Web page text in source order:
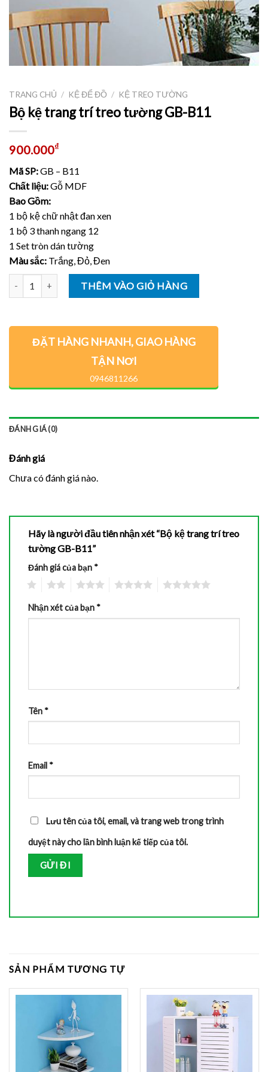
TRANG CHỦ / KỆ ĐỂ ĐỒ / KỆ TREO TƯỜNG
Bộ kệ trang trí treo tường GB-B11
900.000₫
Mã SP:GB – B11
Chất liệu:Gỗ MDF
Bao Gồm:
1 bộ kệ chữ nhật đan xen
1 bộ 3 thanh ngang 12
1 Set tròn dán tường
Màu sắc: Trắng, Đỏ, Đen
THÊM VÀO GIỎ HÀNG
ĐẶT HÀNG NHANH, GIAO HÀNG
TẬN NƠI
0946811266
ĐÁNH GIÁ (0)
Đánh giá
Chưa có đánh giá nào.
Hãy là người đầu tiên nhận xét “Bộ kệ trang trí treo
tường GB-B11”
Đánh giá của bạn *
Nhận xét của bạn *
Tên *
Email *
Lưu tên của tôi, email, và trang web trong trình
duyệt này cho lần bình luận kế tiếp của tôi.
SẢN PHẨM TƯƠNG TỰ